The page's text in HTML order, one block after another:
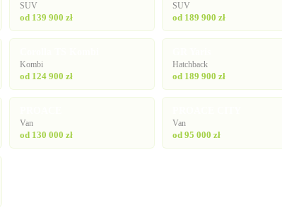
SUV
od 139 900 zł
SUV
od 189 900 zł
Kombi
od 124 900 zł
Hatchback
od 189 900 zł
Van
od 130 000 zł
Van
od 95 000 zł